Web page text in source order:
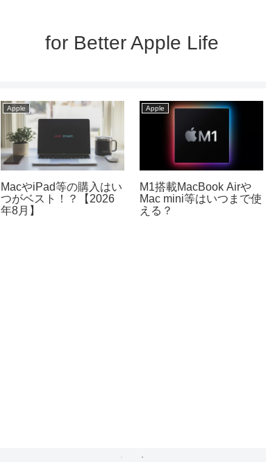
for Better Apple Life
Apple
の中で最もコスパの
いMac miniがお勧めな
とその理由！
Apple
【2026年夏】iPadと
iPad mini！ビギナーに
最適なのは！？